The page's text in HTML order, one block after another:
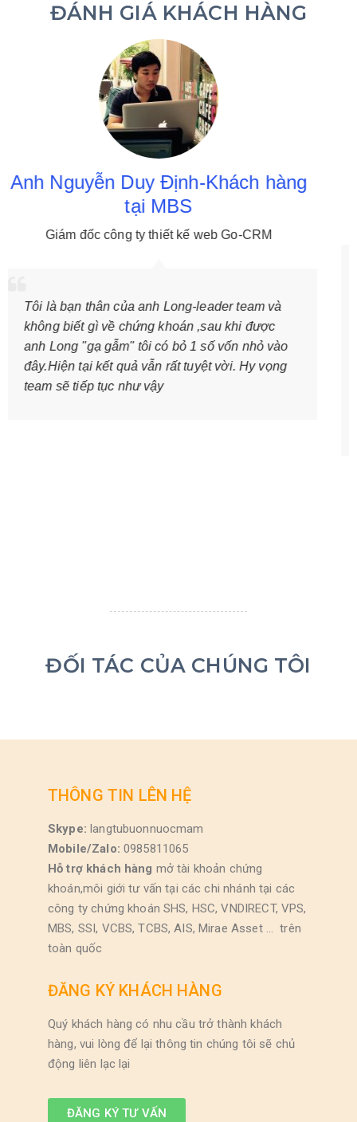
ĐÁNH GIÁ KHÁCH HÀNG
Định-Khách hàng
ty thiết kế web Go-CRM
anh Long-leader team và
khoán ,sau khi được
tôi có bỏ 1 số vốn nhỏ vào
vẫn rất tuyệt vời. Hy vọng
vậy
Bạn Phan
Long dạy rất nhiệt
chia sẻ và trao đổi
may mắn trong
phiếu ra báo cáo
ĐỐI TÁC CỦA CHÚNG TÔI
THÔNG TIN LÊN HỆ
Skype: langtubuonnuocmam
Mobile/Zalo: 0985811065
Hỗ trợ khách hàng mở tài khoản chứng
khoán,môi giới tư vấn tại các chi nhánh tại các
công ty chứng khoán SHS, HSC, VNDIRECT, VPS,
MBS, SSI, VCBS, TCBS, AIS, Mirae Asset … trên
toàn quốc
ĐĂNG KÝ KHÁCH HÀNG
Quý khách hàng có nhu cầu trở thành khách
hàng, vui lòng để lại thông tin chúng tôi sẽ chủ
động liên lạc lại
ĐĂNG KÝ TƯ VẤN